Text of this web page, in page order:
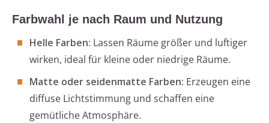
Farbwahl je nach Raum und Nutzung
Helle Farben: Lassen Räume größer und luftiger
wirken, ideal für kleine oder niedrige Räume.
Matte oder seidenmatte Farben: Erzeugen eine
diffuse Lichtstimmung und schaffen eine
gemütliche Atmosphäre.